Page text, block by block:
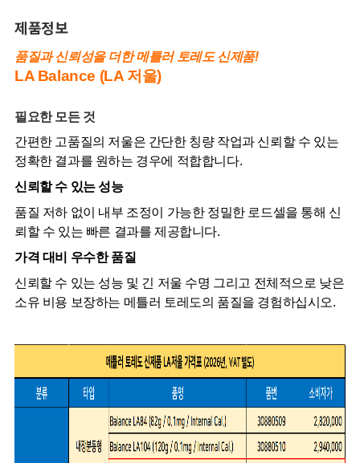
제품정보
품질과 신뢰성을 더한 메틀러 토레도 신제품!
LA Balance (LA 저울)
필요한 모든 것
간편한 고품질의 저울은 간단한 칭량 작업과 신뢰할 수 있는
정확한 결과를 원하는 경우에 적합합니다.
신뢰할 수 있는 성능
품질 저하 없이 내부 조정이 가능한 정밀한 로드셀을 통해 신
뢰할 수 있는 빠른 결과를 제공합니다.
가격 대비 우수한 품질
신뢰할 수 있는 성능 및 긴 저울 수명 그리고 전체적으로 낮은
소유 비용 보장하는 메틀러 토레도의 품질을 경험하십시오.